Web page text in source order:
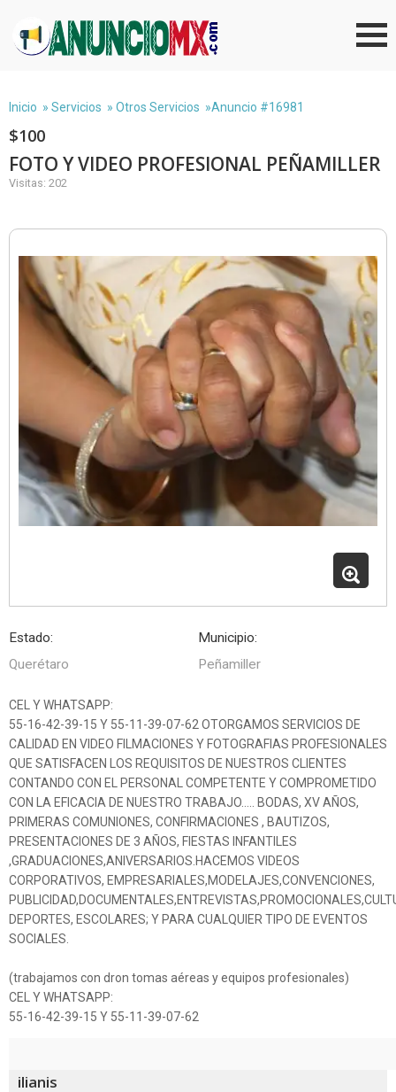
Inicio » Servicios » Otros Servicios »Anuncio #16981
$100
FOTO Y VIDEO PROFESIONAL PEÑAMILLER
Visitas: 202
Estado:
Querétaro
Municipio:
Peñamiller
CEL Y WHATSAPP:
55-16-42-39-15 Y 55-11-39-07-62 OTORGAMOS SERVICIOS DE
CALIDAD EN VIDEO FILMACIONES Y FOTOGRAFIAS PROFESIONALES
QUE SATISFACEN LOS REQUISITOS DE NUESTROS CLIENTES
CONTANDO CON EL PERSONAL COMPETENTE Y COMPROMETIDO
CON LA EFICACIA DE NUESTRO TRABAJO….. BODAS, XV AÑOS,
PRIMERAS COMUNIONES, CONFIRMACIONES , BAUTIZOS,
PRESENTACIONES DE 3 AÑOS, FIESTAS INFANTILES
,GRADUACIONES,ANIVERSARIOS.HACEMOS VIDEOS
CORPORATIVOS, EMPRESARIALES,MODELAJES,CONVENCIONES,
DEPORTES, ESCOLARES; Y PARA CUALQUIER TIPO DE EVENTOS
SOCIALES.
(trabajamos con dron tomas aéreas y equipos profesionales)
CEL Y WHATSAPP:
55-16-42-39-15 Y 55-11-39-07-62
ilianis